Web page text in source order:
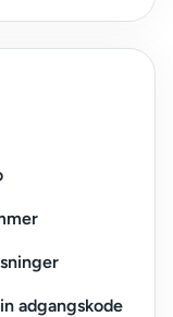
adgangskode